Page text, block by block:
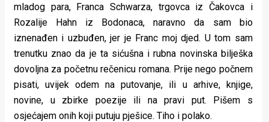
mladog para, Franca Schwarza, trgovca iz Čakovca i
Rozalije Hahn iz Bodonaca, naravno da sam bio
iznenađen i uzbuđen, jer je Franc moj djed. U tom sam
trenutku znao da je ta sićušna i rubna novinska bilješka
dovoljna za početnu rečenicu romana. Prije nego počnem
pisati, uvijek odem na putovanje, ili u arhive, knjige,
novine, u zbirke poezije ili na pravi put. Pišem s
osjećajem onih koji putuju pješice. Tiho i polako.